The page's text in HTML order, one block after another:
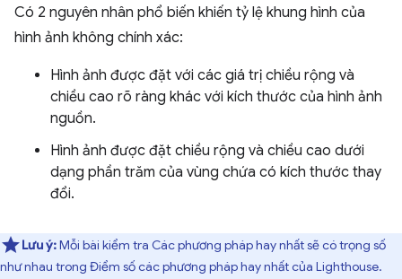
Có 2 nguyên nhân phổ biến khiến tỷ lệ khung hình của
hình ảnh không chính xác:
Hình ảnh được đặt với các giá trị chiều rộng và
chiều cao rõ ràng khác với kích thước của hình ảnh
nguồn.
Hình ảnh được đặt chiều rộng và chiều cao dưới
dạng phần trăm của vùng chứa có kích thước thay
đổi.
Lưu ý:Mỗi bài kiểm tra Các phương pháp hay nhất sẽ có trọng số
như nhau trong Điểm số các phương pháp hay nhất của Lighthouse.